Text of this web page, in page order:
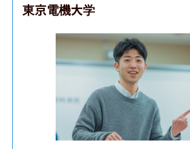
東京電機大学